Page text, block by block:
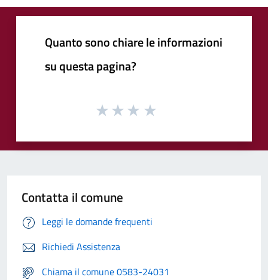
Quanto sono chiare le informazioni
su questa pagina?
Contatta il comune
Leggi le domande frequenti
Richiedi Assistenza
Chiama il comune 0583-24031